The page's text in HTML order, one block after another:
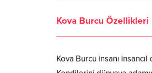
Kova Burcu Özellikleri
Kova Burcu insanı